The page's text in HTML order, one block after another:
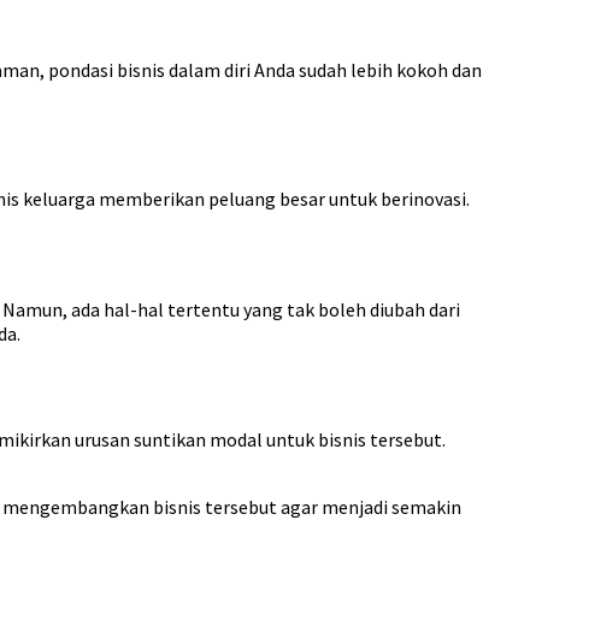
pondasi bisnis dalam diri Anda sudah lebih kokoh dan
keluarga memberikan peluang besar untuk berinovasi.
ada hal-hal tertentu yang tak boleh diubah dari
urusan suntikan modal untuk bisnis tersebut.
bisnis tersebut agar menjadi semakin